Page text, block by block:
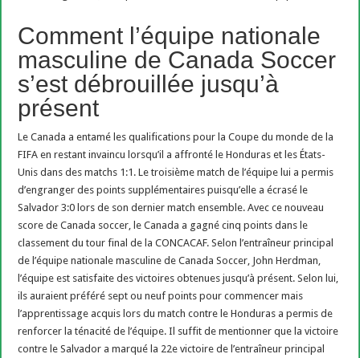
Comment l’équipe nationale
masculine de Canada Soccer
s’est débrouillée jusqu’à
présent
Le Canada a entamé les qualifications pour la Coupe du monde de la
FIFA en restant invaincu lorsqu’il a affronté le Honduras et les États-
Unis dans des matchs 1:1. Le troisième match de l’équipe lui a permis
d’engranger des points supplémentaires puisqu’elle a écrasé le
Salvador 3:0 lors de son dernier match ensemble. Avec ce nouveau
score de Canada soccer, le Canada a gagné cinq points dans le
classement du tour final de la CONCACAF. Selon l’entraîneur principal
de l’équipe nationale masculine de Canada Soccer, John Herdman,
l’équipe est satisfaite des victoires obtenues jusqu’à présent. Selon lui,
ils auraient préféré sept ou neuf points pour commencer mais
l’apprentissage acquis lors du match contre le Honduras a permis de
renforcer la ténacité de l’équipe. Il suffit de mentionner que la victoire
contre le Salvador a marqué la 22e victoire de l’entraîneur principal